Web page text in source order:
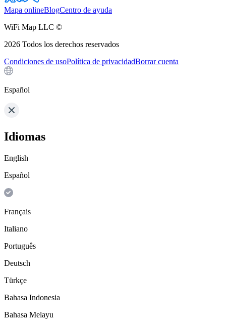
Mapa onlineBlogCentro de ayuda
WiFi Map LLC ©
2026 Todos los derechos reservados
Condiciones de usoPolítica de privacidadBorrar cuenta
Español
Idiomas
English
Español
Français
Italiano
Português
Deutsch
Türkçe
Bahasa Indonesia
Bahasa Melayu